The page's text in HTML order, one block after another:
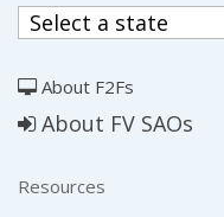
About F2Fs
About FV SAOs
Resources